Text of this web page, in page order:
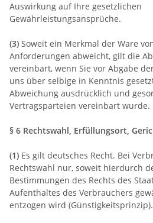
Auswirkung auf Ihre gesetzlichen
Gewährleistungsansprüche.
(3) Soweit ein Merkmal der Ware
Anforderungen abweicht, gilt die
vereinbart, wenn Sie vor Abgabe
uns über selbige in Kenntnis
Abweichung ausdrücklich und
Vertragsparteien vereinbart wurde.
§ 6 Rechtswahl, Erfüllungsort,
(1) Es gilt deutsches Recht. Bei
Rechtswahl nur, soweit hierdurch
Bestimmungen des Rechts des
Aufenthaltes des Verbrauchers
entzogen wird (Günstigkeitsprinzip).